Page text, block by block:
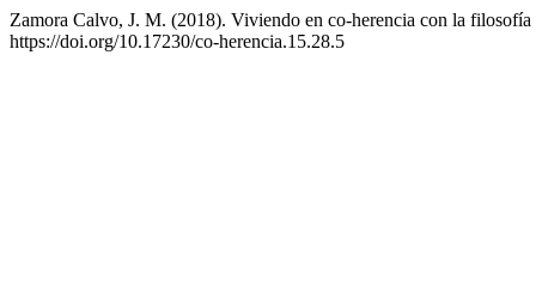
Zamora Calvo, J. M. (2018). Viviendo en co-herencia con la
https://doi.org/10.17230/co-herencia.15.28.5